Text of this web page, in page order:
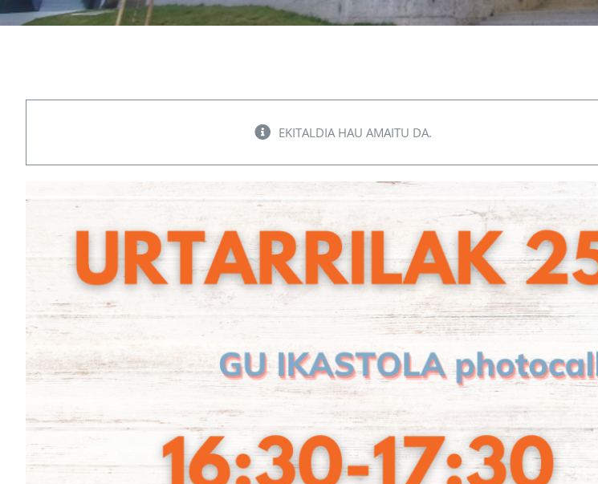
EKITALDIA HAU AMAITU DA.